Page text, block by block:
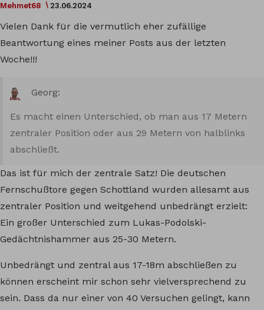
Mehmet68 23.06.2024
Vielen Dank für die vermutlich eher zufällige
Beantwortung eines meiner Posts aus der letzten
Woche!!!
Georg:
Es macht einen Unterschied, ob man aus 17 Metern
zentraler Position oder aus 29 Metern von halblinks
abschließt.
Das ist für mich der zentrale Satz! Die deutschen
Fernschußtore gegen Schottland wurden allesamt aus
zentraler Position und weitgehend unbedrängt erzielt:
Ein großer Unterschied zum Lukas-Podolski-
Gedächtnishammer aus 25-30 Metern.
Unbedrängt und zentral aus 17-18m abschließen zu
können erscheint mir schon sehr vielversprechend zu
sein. Dass da nur einer von 40 Versuchen gelingt, kann